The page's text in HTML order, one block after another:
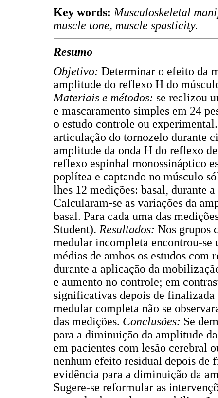
Key words: Musculoskeletal
muscle tone, muscle spasticity.
Resumo
Objetivo: Determinar o efeito da
amplitude do reflexo H do
Materiais e métodos: se realizou
e mascaramento simples em 24
o estudo controle ou
articulação do tornozelo durante
amplitude da onda H do reflexo
reflexo espinhal monossináptico
poplítea e captando no músculo
lhes 12 medições: basal, durante
Calcularam-se as variações da
basal. Para cada uma das
Student). Resultados: Nos grupos
medular incompleta encontrou-
médias de ambos os estudos
durante a aplicação da
e aumento no controle; em
significativas depois de
medular completa não se
das medições. Conclusões: Se
para a diminuição da amplitude
em pacientes com lesão cerebral
nenhum efeito residual depois de
evidência para a diminuição da
Sugere-se reformular as